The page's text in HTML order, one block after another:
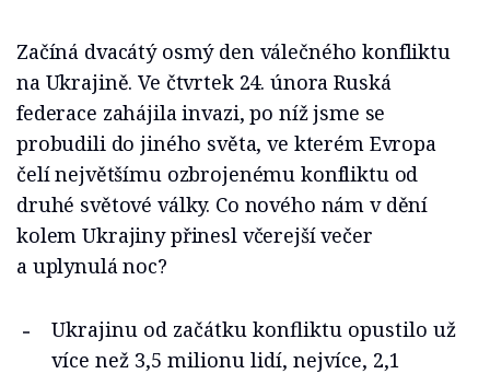
Začíná dvacátý osmý den válečného konfliktu
na Ukrajině. Ve čtvrtek 24. února Ruská
federace zahájila invazi, po níž jsme se
probudili do jiného světa, ve kterém Evropa
čelí největšímu ozbrojenému konfliktu od
druhé světové války. Co nového nám v dění
kolem Ukrajiny přinesl včerejší večer
a uplynulá noc?
Ukrajinu od začátku konfliktu opustilo už
více než 3,5 milionu lidí, nejvíce, 2,1